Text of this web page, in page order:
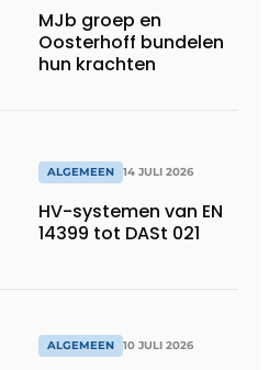
MJb groep en
Oosterhoff bundelen
hun krachten
ALGEMEEN 14 JULI 2026
HV-systemen van EN
14399 tot DASt 021
ALGEMEEN 10 JULI 2026